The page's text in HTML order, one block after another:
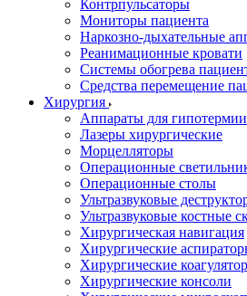
Контрпульсаторы
Мониторы пациента
Наркозно-дыхательные
Реанимационные кровати
Системы обогрева
Средства перемещение
Хирургия
Аппараты для гипотермии
Лазеры хирургические
Морцелляторы
Операционные
Операционные столы
Ультразвуковые
Ультразвуковые костные
Хирургическая навигация
Хирургические
Хирургические
Хирургические консоли